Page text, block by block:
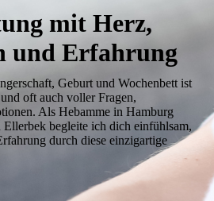
mit Herz,
und Erfahrung
Geburt und Wochenbett ist
oft auch voller Fragen,
Als Hebamme in Hamburg
begleite ich dich einfühlsam,
durch diese einzigartige